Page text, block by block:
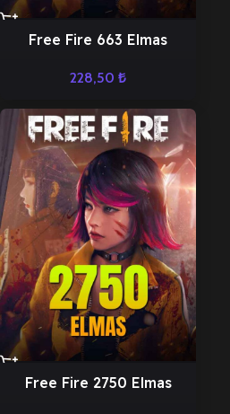
Free Fire 663 Elmas
228,50 ₺
Free Fire 2750 Elmas